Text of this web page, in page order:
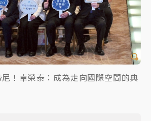
！卓榮泰：成為走向國際空間的典